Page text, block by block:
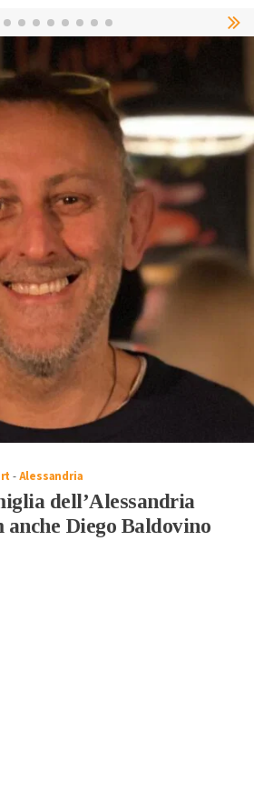
-Alessandria
dell’Alessandria
Diego Baldovino